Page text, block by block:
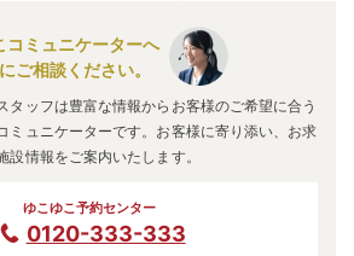
コミュニケーターへ
ご相談ください。
タッフは豊富な情報からお客様のご希望に合う
ミュニケーターです。お客様に寄り添い、お求
設情報をご案内いたします。
ゆこゆこ予約センター
0120-333-333